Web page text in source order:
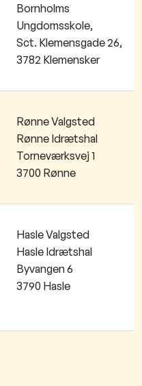
Bornholms
Ungdomsskole,
Sct. Klemensgade 26,
3782 Klemensker
Rønne Valgsted
Rønne Idrætshal
Torneværksvej 1
3700 Rønne
Hasle Valgsted
Hasle Idrætshal
Byvangen 6
3790 Hasle